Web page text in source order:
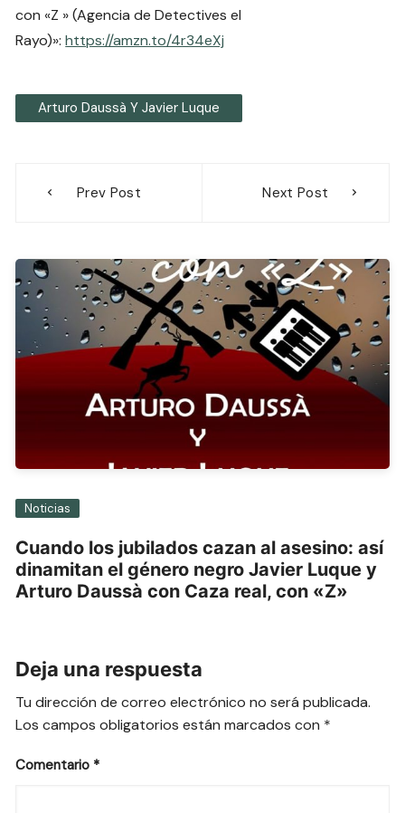
con «Z » (Agencia de Detectives el
Rayo)»:https://amzn.to/4r34eXj
Arturo Daussà Y Javier Luque
Prev Post Next Post
Noticias
Cuando los jubilados cazan al asesino: así
dinamitan el género negro Javier Luque y
Arturo Daussà con Caza real, con «Z»
Deja una respuesta
Tu dirección de correo electrónico no será publicada.
Los campos obligatorios están marcados con *
Comentario *